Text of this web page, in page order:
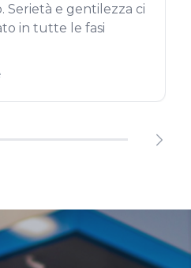
Serietà e gentilezza ci
in tutte le fasi